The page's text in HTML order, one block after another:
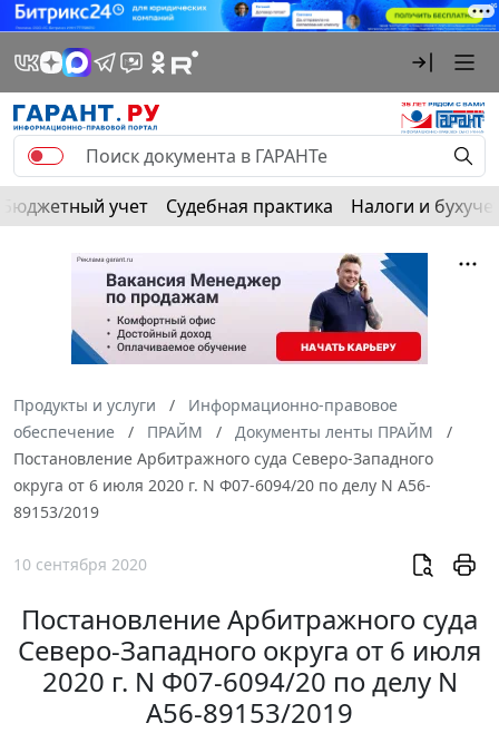
Бюджетный учет Судебная практика Налоги и
Продукты и услуги
Информационно-правовое
обеспечение
ПРАЙМ
Документы ленты ПРАЙМ
Постановление Арбитражного суда Северо-Западного
округа от 6 июля 2020 г. N Ф07-6094/20 по делу N А56-
89153/2019
10 сентября 2020
Постановление Арбитражного суда
Северо-Западного округа от 6 июля
2020 г. N Ф07-6094/20 по делу N
А56-89153/2019